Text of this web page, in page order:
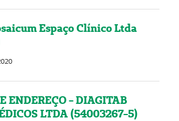
Espaço Clínico Ltda
ENDEREÇO - DIAGITAB
LTDA (54003267-5)